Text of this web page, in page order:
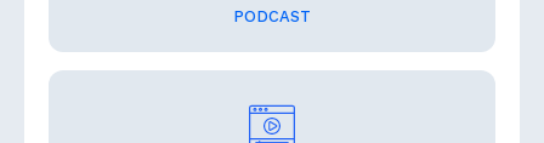
PODCAST